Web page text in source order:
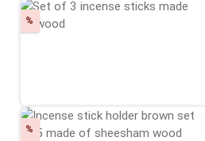
% Rabatt
% Rabatt